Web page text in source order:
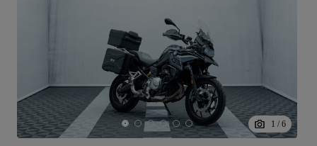
1 / 6